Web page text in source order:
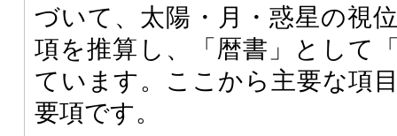
づいて、太陽・月・惑星の視
項を推算し、「暦書」として
ています。ここから主要な項
要項です。